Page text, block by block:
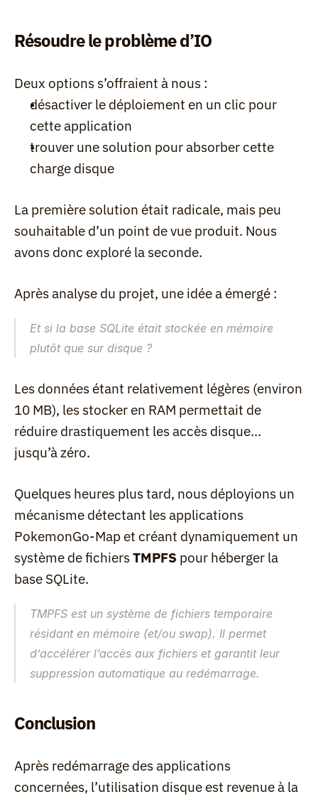
Résoudre le problème d’IO
Deux options s’offraient à nous :
désactiver le déploiement en un clic pour
cette application
trouver une solution pour absorber cette
charge disque
La première solution était radicale, mais peu
souhaitable d’un point de vue produit. Nous
avons donc exploré la seconde.
Après analyse du projet, une idée a émergé :
Et si la base SQLite était stockée en mémoire
plutôt que sur disque ?
Les données étant relativement légères (environ
10 MB), les stocker en RAM permettait de
réduire drastiquement les accès disque…
jusqu’à zéro.
Quelques heures plus tard, nous déployions un
mécanisme détectant les applications
PokemonGo-Map et créant dynamiquement un
système de fichiers TMPFS pour héberger la
base SQLite.
TMPFS est un système de fichiers temporaire
résidant en mémoire (et/ou swap). Il permet
d’accélérer l’accès aux fichiers et garantit leur
suppression automatique au redémarrage.
Conclusion
Après redémarrage des applications
concernées, l’utilisation disque est revenue à la